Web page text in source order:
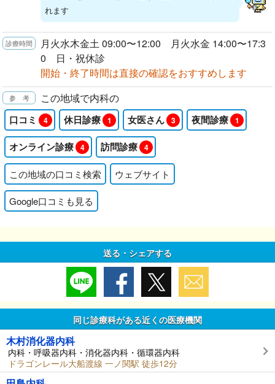
れます
月火水木金土 09:00〜12:00 月火水金 14:00〜17:3
0 日・祝休診
開始・終了時間は直接の確認をおすすめします
この地域で内科の
口コミ 4 休日診療 1 女医さん 3 夜間診療 1
オンライン診療 4 訪問診療 4
この地域の口コミ検索 ウェブサイト
Google口コミも見る
送る・シェアする
同じ診療科がある近くの医療機関
木村消化器内科
内科・呼吸器内科・消化器内科・循環器内科
ドラゴンレール大船渡線 一ノ関駅 徒歩12分